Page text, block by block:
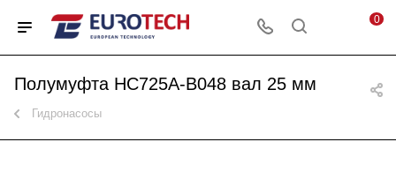
0
Полумуфта HC725A-B048 вал 25 мм
Гидронасосы